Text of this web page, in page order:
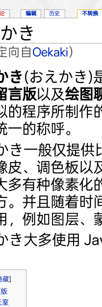
き
向自Oekaki）
き (おえかき)
言版以及绘图
的程序所制作
一的称呼。
き一般仅提供
皮、调色板以
多有种像素化
。并且随着时
，例如图层、
き大多使用
藏]
室
编辑 历史 不转换